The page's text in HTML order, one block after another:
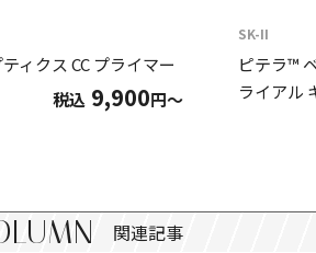
ィクス CC プライマー
税込 9,900円～
SK-II
ピテラ™
ライアル
関連記事